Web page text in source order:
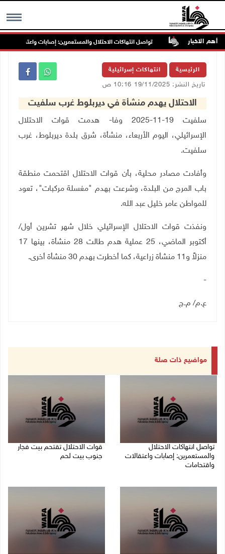
MENU أهم الاخبار
غرب جنين تواصل انتهاكات الاحتلال والمستعمرين: إصابات واعتقالات
الرئيسية انتهاكات إسرائيلية
تاريخ النشر: 19/11/2025 10:16 ص
الاحتلال يهدم منشأة في ديربلوط غرب سلفيت
سلفيت 19-11-2025 وفا- هدمت قوات الاحتلال
الإسرائيلي، اليوم الأربعاء، منشأة، شرق بلدة ديربلوط، غرب
سلفيت.
وأفادت مصادر محلية، بأن قوات الاحتلال اقتحمت منطقة
باب المرج من البلدة، وشرعت بهدم "مغسلة مركبات"، تعود
للمواطن عامر خليل عبد الله.
ونفذت قوات الاحتلال الإسرائيلي خلال شهر تشرين أول/
أكتوبر الماضي، 25 عملية هدم طالت 28 منشأة، بينها 17
منزلاً و11 منشأة زراعية، كما أخطرت بهدم 30 منشأة أخرى.
-
ع.م/ م.ج
مواضيع ذات صلة
تواصل انتهاكات الاحتلال
والمستعمرين: إصابات واعتقالات
واقتحامات
قوات الاحتلال تقتحم بيت فجار
جنوب بيت لحم